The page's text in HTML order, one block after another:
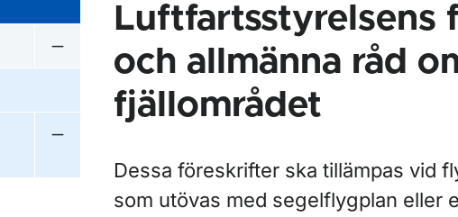
Undermeny för Författningssamling
Luftfartsstyrelsens
och allmänna råd
fjällområdet
Dessa föreskrifter ska tillämpas vid
som utövas med segelflygplan eller